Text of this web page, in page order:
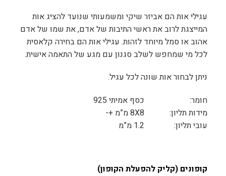
עגילי אות הם אביזר שיקי ומשמעותי שנועד להציג אות
המייצגת לרוב את ראשי התיבות של אדם, את שמו של אדם
אהוב או סמל מיוחד לזהות. עגילי אות הם בחירה קלאסית
לכל מי שמחפש לשלב סגנון עם מגע של התאמה אישית.
ניתן לבחור אות שונה לכל עגיל.
חומר:
מידות תליון:
עובי תליון:
כסף אמיתי 925
8X8 מ”מ +-
1.2 מ”מ
קופונים (קליק להפעלת הקופון)